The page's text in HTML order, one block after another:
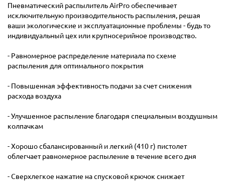
Пневматический распылитель AirPro обеспечивает
исключительную производительность распыления, решая
ваши экологические и эксплуатационные проблемы - будь то
индивидуальный цех или крупносерийное производство.
- Равномерное распределение материала по схеме
распыления для оптимального покрытия
- Повышенная эффективность подачи за счет снижения
расхода воздуха
- Улучшенное распыление благодаря специальным воздушным
колпачкам
- Хорошо сбалансированный и легкий (410 г) пистолет
облегчает равномерное распыление в течение всего дня
- Сверхлегкое нажатие на спусковой крючок снижает